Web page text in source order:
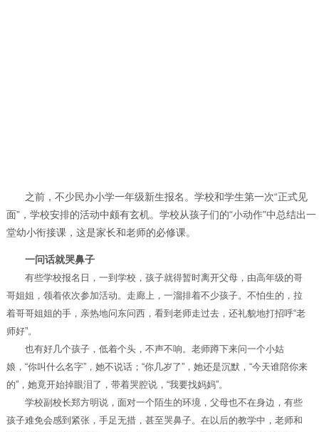
之前，不少民办小学一年级新生报名。学校和学生第一次“正式见
面”，学校安排的活动中颇有玄机。学校从孩子们的“小动作”中总结出一
堂幼小衔接课，这是家长和老师的必修课。
一问话就哭鼻子
有些学校报名日，一到学校，孩子就得暂时离开父母，由高年级的哥
哥姐姐，领着依次参加活动。走廊上，一溜排着不少孩子。不怕生的，拉
着哥哥姐姐的手，亲热地问东问西，看到老师走过去，还礼貌地打招呼“老
师好”。
也有好几个孩子，低着个头，不声不响。老师蹲下来问一个小姑
娘，“你叫什么名字”，她不说话；“你几岁了”，她还是沉默，“今天谁陪你来
的”，她竟开始掉眼泪了，带着哭腔说，“我要找妈妈”。
学校副校长郑方明说，面对一个陌生的环境，父母也不在身边，有些
孩子难免会感到紧张，手足无措，甚至哭鼻子。在以后的教学中，老师和